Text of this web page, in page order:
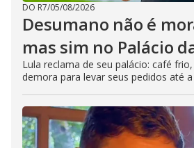
DO R7/05/08/2026
Desumano não é
mas sim no Palácio
Lula reclama de seu palácio: café
demora para levar seus pedidos até